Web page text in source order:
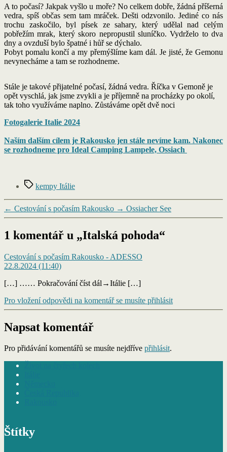
A to počasí? Jakpak vyšlo u moře? No celkem dobře, žádná příšerná
vedra, spíš občas sem tam mráček. Dešti odzvonilo. Jediné co nás
trochu zaskočilo, byl písek ze sahary, který udělal nad celým
pobřežím mrak, který skoro nepropustil sluníčko. Vydrželo to dva
dny a ovzduší bylo špatné i hůř se dýchalo.
Pobyt pomalu končí a my přemýšlíme kam dál. Je jisté, že Gemonu
nevynecháme a tam se rozhodneme.
Stále je takové přijatelné počasí, žádná vedra. Říčka v Gemoně je
opět vyschlá, jak jsme zvykli a je příjemně na procházky po okolí,
tak toho využíváme naplno. Zůstáváme opět dvě noci
Fotogalerie Italie 2024
Naším dalším cílem je Rakousko jen stále nevíme kam. Nakonec
se rozhodneme pro Ideal Camping Lampele, Ossiach
Štítkykempy Itálie
← Cestování s počasím Rakousko → Ossiacher See
1 komentář u „Italská pohoda“
Cestování s počasím Rakousko - ADESSO
22.8.2024 (11:40)
[…] …… Pokračování číst dál→Itálie […]
Pro vložení odpovědi na komentář se musíte přihlásit
Napsat komentář
Pro přidávání komentářů se musíte nejdříve přihlásit.
Štítky